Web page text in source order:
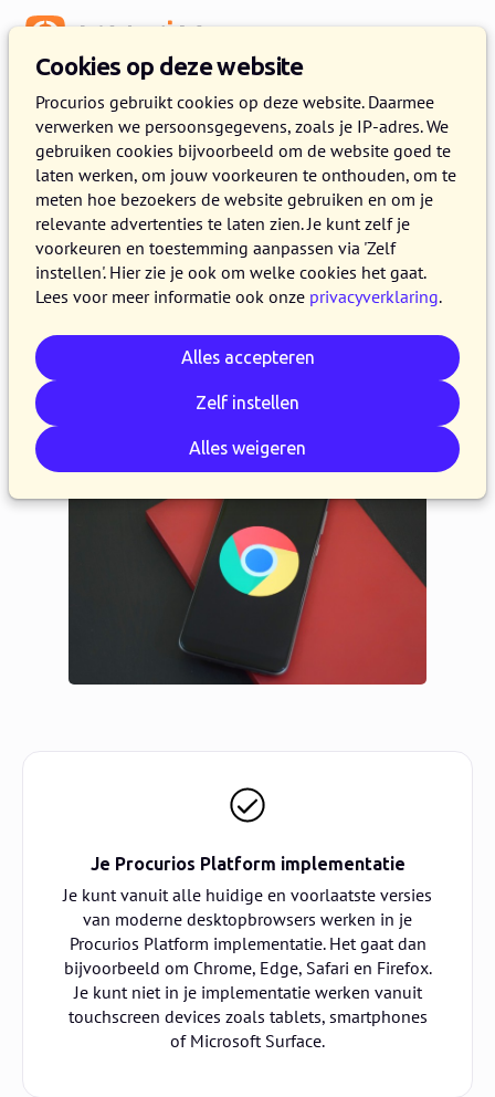
Cookies op deze website
Procurios gebruikt cookies op deze website. Daarmee
verwerken we persoonsgegevens, zoals je IP-adres. We
gebruiken cookies bijvoorbeeld om de website goed te
laten werken, om jouw voorkeuren te onthouden, om te
meten hoe bezoekers de website gebruiken en om je
relevante advertenties te laten zien. Je kunt zelf je
voorkeuren en toestemming aanpassen via 'Zelf
instellen'. Hier zie je ook om welke cookies het gaat.
Lees voor meer informatie ook onze privacyverklaring.
Alles accepteren
Zelf instellen
Alles weigeren
Browser en e-mailondersteuning
Als je werkt met het Procurios Platform, dan moet je
browser aan bepaalde vereisten voldoen. Zo moet je
bijvoorbeeld altijd de nieuwste of voorlaatste versie van
een browser gebruiken zodat je browser veilig is. Dat geldt
ook voor e-mailprogramma's die wij ondersteunen.
Op deze pagina lees je welke browsers we ondersteunen
en op welke apparaten we dat doen. Ook vind je op deze
pagina een overzicht van de e-mailprogramma's die wij
ondersteunen.
Je Procurios Platform implementatie
Je kunt vanuit alle huidige en voorlaatste versies
van moderne desktopbrowsers werken in je
Procurios Platform implementatie. Het gaat dan
bijvoorbeeld om Chrome, Edge, Safari en Firefox.
Je kunt niet in je implementatie werken vanuit
touchscreen devices zoals tablets, smartphones
of Microsoft Surface.